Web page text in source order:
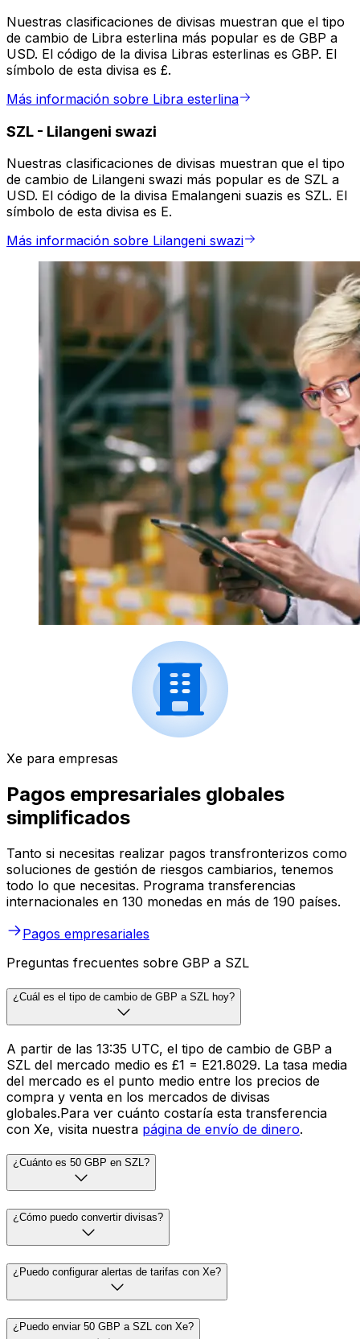
Nuestras clasificaciones de divisas muestran que el tipo
de cambio de Libra esterlina más popular es de GBP a
USD. El código de la divisa Libras esterlinas es GBP. El
símbolo de esta divisa es £.
Más información sobre Libra esterlina
SZL - Lilangeni swazi
Nuestras clasificaciones de divisas muestran que el tipo
de cambio de Lilangeni swazi más popular es de SZL a
USD. El código de la divisa Emalangeni suazis es SZL. El
símbolo de esta divisa es E.
Más información sobre Lilangeni swazi
Xe para empresas
Pagos empresariales globales
simplificados
Tanto si necesitas realizar pagos transfronterizos como
soluciones de gestión de riesgos cambiarios, tenemos
todo lo que necesitas. Programa transferencias
internacionales en 130 monedas en más de 190 países.
Pagos empresariales
Preguntas frecuentes sobre GBP a SZL
¿Cuál es el tipo de cambio de GBP a SZL hoy?
A partir de las 13:35 UTC, el tipo de cambio de GBP a
SZL del mercado medio es £1 = E21.8029. La tasa media
del mercado es el punto medio entre los precios de
compra y venta en los mercados de divisas
globales.Para ver cuánto costaría esta transferencia
con Xe, visita nuestra página de envío de dinero.
¿Cuánto es 50 GBP en SZL?
¿Cómo puedo convertir divisas?
¿Puedo configurar alertas de tarifas con Xe?
¿Puedo enviar 50 GBP a SZL con Xe?